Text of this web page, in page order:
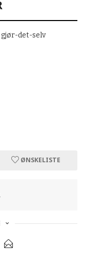
gjør-det-selv
ØNSKELISTE